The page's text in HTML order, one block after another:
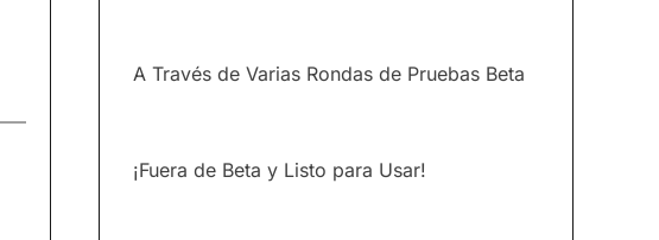
A Través de Varias Rondas de Pruebas Beta
¡Fuera de Beta y Listo para Usar!